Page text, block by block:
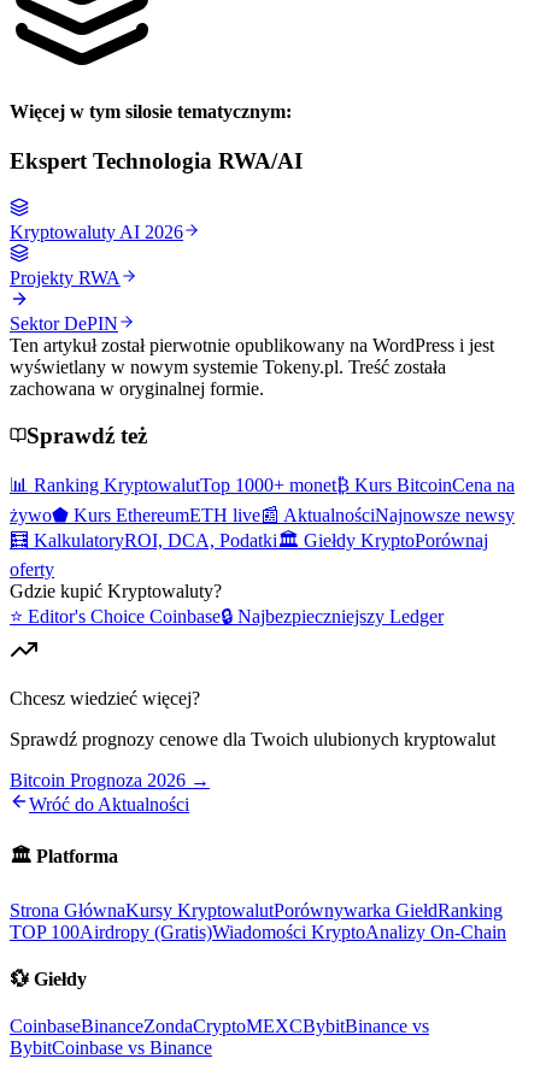
Więcej w tym silosie tematycznym:
Ekspert Technologia RWA/AI
Kryptowaluty AI 2026
Projekty RWA
Sektor DePIN
Ten artykuł został pierwotnie opublikowany na WordPress i jest
wyświetlany w nowym systemie Tokeny.pl. Treść została
zachowana w oryginalnej formie.
Sprawdź też
📊 Ranking KryptowalutTop 1000+ monet₿ Kurs BitcoinCena na
żywo⬟ Kurs EthereumETH live📰 AktualnościNajnowsze newsy
🧮 KalkulatoryROI, DCA, Podatki🏛️ Giełdy KryptoPorównaj
oferty
Gdzie kupić Kryptowaluty?
⭐ Editor's Choice Coinbase🔒 Najbezpieczniejszy Ledger
Chcesz wiedzieć więcej?
Sprawdź prognozy cenowe dla Twoich ulubionych kryptowalut
Bitcoin Prognoza 2026 →
Wróć do Aktualności
🏛️ Platforma
Strona GłównaKursy KryptowalutPorównywarka GiełdRanking
TOP 100Airdropy (Gratis)Wiadomości KryptoAnalizy On-Chain
💱 Giełdy
CoinbaseBinanceZondaCryptoMEXCBybitBinance vs
BybitCoinbase vs Binance